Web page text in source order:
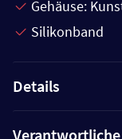
Gehäuse:
Silikonband
Details
Verantwortliche